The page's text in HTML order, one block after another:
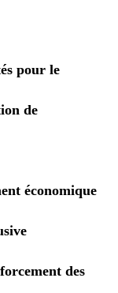
pour le
de
économique
des